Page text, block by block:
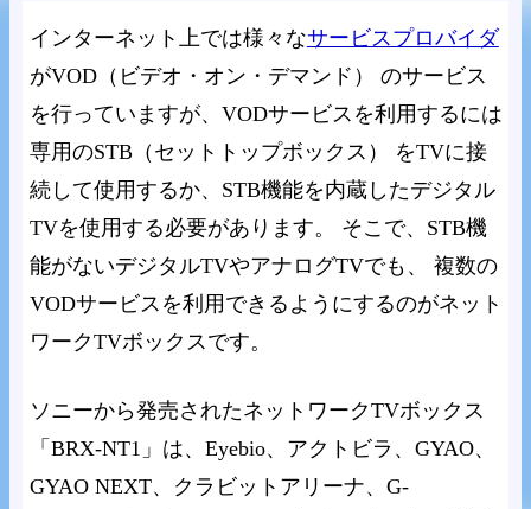
インターネット上では様々なサービスプロバイダ
がVOD（ビデオ・オン・デマンド） のサービス
を行っていますが、VODサービスを利用するには
専用のSTB（セットトップボックス） をTVに接
続して使用するか、STB機能を内蔵したデジタル
TVを使用する必要があります。 そこで、STB機
能がないデジタルTVやアナログTVでも、 複数の
VODサービスを利用できるようにするのがネット
ワークTVボックスです。
ソニーから発売されたネットワークTVボックス
「BRX-NT1」は、Eyebio、アクトビラ、GYAO、
GYAO NEXT、クラビットアリーナ、G-